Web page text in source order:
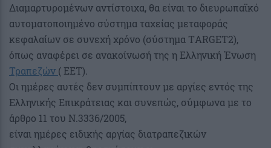
Διαμαρτυρομένων αντίστοιχα, θα είναι το διευρωπαϊκό
αυτοματοποιημένο σύστημα ταχείας μεταφοράς
κεφαλαίων σε συνεχή χρόνο (σύστημα ΤARGET2),
όπως αναφέρει σε ανακοίνωσή της η Ελληνική Ένωση
Τραπεζών ( ΕΕΤ).
Οι ημέρες αυτές δεν συμπίπτουν με αργίες εντός της
Ελληνικής Επικράτειας και συνεπώς, σύμφωνα με το
άρθρο 11 του Ν.3336/2005,
είναι ημέρες ειδικής αργίας διατραπεζικών